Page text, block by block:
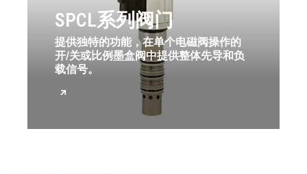
SPCL系列阀门
提供独特的功能，在单个电磁阀操作的
开/关或比例墨盒阀中提供整体先导和负
载信号。